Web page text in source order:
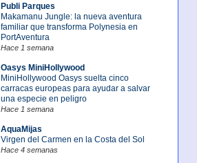
Publi Parques
Makamanu Jungle: la nueva aventura
familiar que transforma Polynesia en
PortAventura
Hace 1 semana
Oasys MiniHollywood
MiniHollywood Oasys suelta cinco
carracas europeas para ayudar a salvar
una especie en peligro
Hace 1 semana
AquaMijas
Virgen del Carmen en la Costa del Sol
Hace 4 semanas